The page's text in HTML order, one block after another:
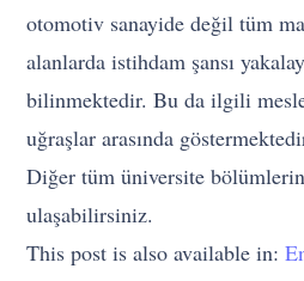
otomotiv sanayide değil tüm
alanlarda istihdam şansı
bilinmektedir. Bu da ilgili
uğraşlar arasında
Diğer tüm üniversite
ulaşabilirsiniz.
This post is also available in: